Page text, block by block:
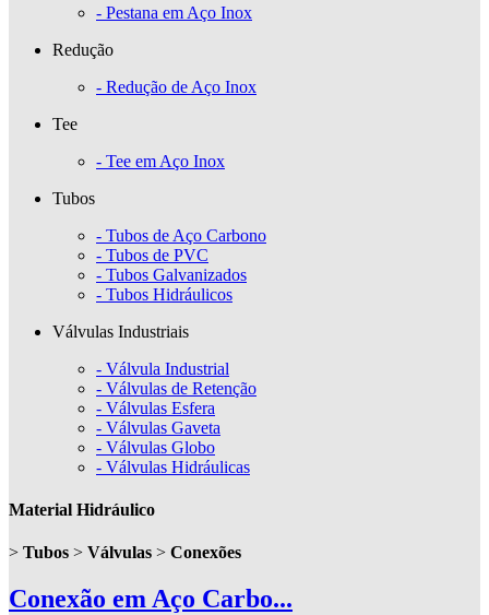
- Pestana em Aço Inox
Redução
- Redução de Aço Inox
Tee
- Tee em Aço Inox
Tubos
- Tubos de Aço Carbono
- Tubos de PVC
- Tubos Galvanizados
- Tubos Hidráulicos
Válvulas Industriais
- Válvula Industrial
- Válvulas de Retenção
- Válvulas Esfera
- Válvulas Gaveta
- Válvulas Globo
- Válvulas Hidráulicas
Material Hidráulico
> Tubos > Válvulas > Conexões
Conexão em Aço Carbo...